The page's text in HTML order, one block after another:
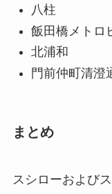
八柱
飯田橋メトロ
北浦和
門前仲町清澄
まとめ
スシローおよび